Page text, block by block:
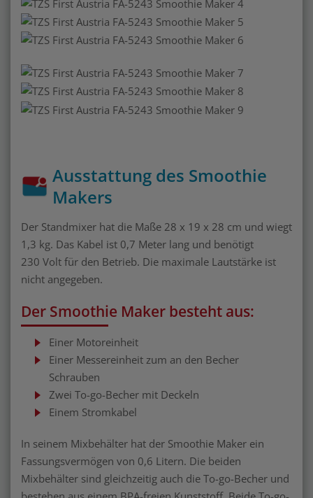
Ausstattung des Smoothie
Makers
Der Standmixer hat die Maße 28 x 19 x 28 cm und wiegt
1,3 kg. Das Kabel ist 0,7 Meter lang und benötigt
230 Volt für den Betrieb. Die maximale Lautstärke ist
nicht angegeben.
Der Smoothie Maker besteht aus:
Einer Motoreinheit
Einer Messereinheit zum an den Becher
Schrauben
Zwei To-go-Becher mit Deckeln
Einem Stromkabel
In seinem Mixbehälter hat der Smoothie Maker ein
Fassungsvermögen von 0,6 Litern. Die beiden
Mixbehälter sind gleichzeitig auch die To-go-Becher und